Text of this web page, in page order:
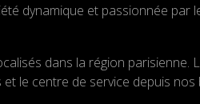
dynamique et passionnée par
dans la région
et le centre de service depuis